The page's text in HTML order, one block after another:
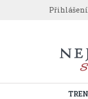
Přihlášení